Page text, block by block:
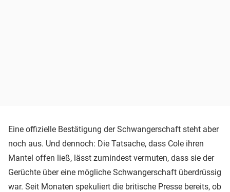
Eine offizielle Bestätigung der Schwangerschaft steht aber
noch aus. Und dennoch: Die Tatsache, dass Cole ihren
Mantel offen ließ, lässt zumindest vermuten, dass sie der
Gerüchte über eine mögliche Schwangerschaft überdrüssig
war. Seit Monaten spekuliert die britische Presse bereits, ob